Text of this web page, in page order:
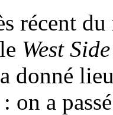
récent
West
donné
on a